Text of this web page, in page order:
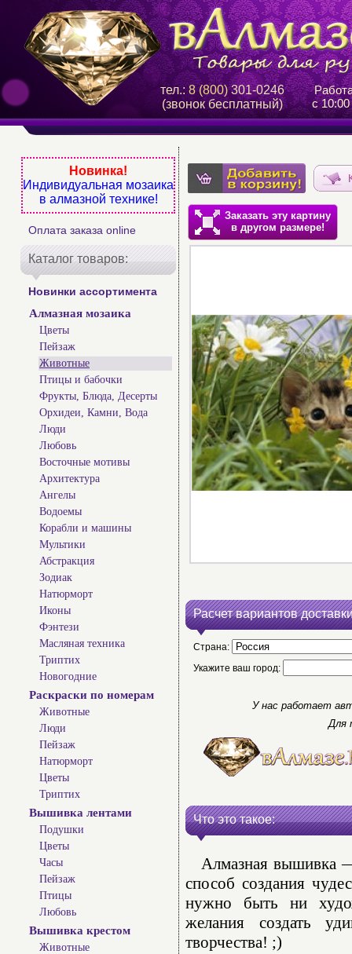
тел.:8 (800)301-0246
(звонок бесплатный)
с
Новинка!
Индивидуальная мозаика
в алмазной технике!
Оплата заказа online
Каталог товаров:
Новинки ассортимента
Алмазная мозаика
Цветы
Пейзаж
Животные
Птицы и бабочки
Фрукты, Блюда, Десерты
Орхидеи, Камни, Вода
Люди
Любовь
Восточные мотивы
Архитектура
Ангелы
Водоемы
Корабли и машины
Мультики
Абстракция
Зодиак
Натюрморт
Иконы
Фэнтези
Масляная техника
Триптих
Новогодние
Раскраски по номерам
Животные
Люди
Пейзаж
Натюрморт
Цветы
Триптих
Вышивка лентами
Подушки
Цветы
Часы
Пейзаж
Птицы
Любовь
Вышивка крестом
Животные
Заказать эту картину
в другом размере!
Расчет вариантов
Страна:
Укажите ваш город:
У нас работает
Для
Что это такое:
Алмазная вышивка —
способ создания
нужно быть ни
желания создать
творчества! ;)